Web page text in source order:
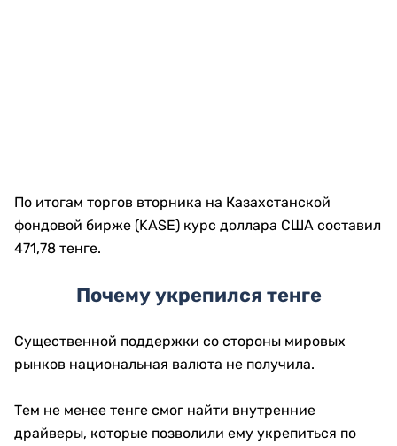
По итогам торгов вторника на Казахстанской
фондовой бирже (KASE) курс доллара США составил
471,78 тенге.
Почему укрепился тенге
Существенной поддержки со стороны мировых
рынков национальная валюта не получила.
Тем не менее тенге смог найти внутренние
драйверы, которые позволили ему укрепиться по